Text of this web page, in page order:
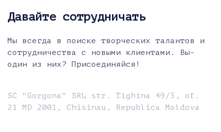
Давайте сотрудничать
Мы всегда в поиске творческих талантов и
сотрудничества с новыми клиентами. Вы-
один из них? Присоединяйся!
SC "Gorgona" SRL str. Tighina 49/3, of.
21 MD 2001, Chisinau, Republica Moldova